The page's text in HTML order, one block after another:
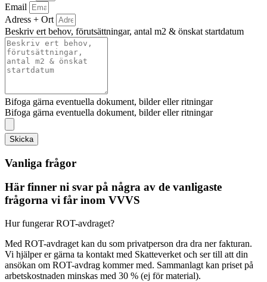
Email
Adress + Ort
Beskriv ert behov, förutsättningar, antal m2 & önskat startdatum
Bifoga gärna eventuella dokument, bilder eller ritningar
Bifoga gärna eventuella dokument, bilder eller ritningar
Skicka
Vanliga frågor
Här finner ni svar på några av de vanligaste
frågorna vi får inom VVVS
Hur fungerar ROT-avdraget?
Med ROT-avdraget kan du som privatperson dra dra ner fakturan.
Vi hjälper er gärna ta kontakt med Skatteverket och ser till att din
ansökan om ROT-avdrag kommer med. Sammanlagt kan priset på
arbetskostnaden minskas med 30 % (ej för material).